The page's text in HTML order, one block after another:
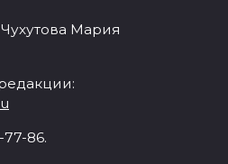
Мария
86.